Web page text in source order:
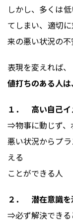
しかし、多くは
てしまい、適切
来の悪い状況の不
表現を変えれば、
値打ちのある人は
１． 高い自己イ
⇒物事に動じず、
悪い状況からプ
える
ことができる人
２． 潜在意識を
⇒必ず解決できる